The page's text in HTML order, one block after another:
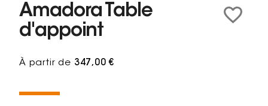
Amadora Table
d'appoint
À partir de 347,00 €